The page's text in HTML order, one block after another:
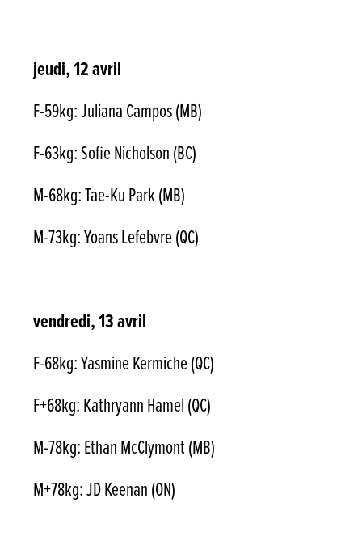
jeudi, 12 avril
F-59kg: Juliana Campos (MB)
F-63kg: Sofie Nicholson (BC)
M-68kg: Tae-Ku Park (MB)
M-73kg: Yoans Lefebvre (QC)
vendredi, 13 avril
F-68kg: Yasmine Kermiche (QC)
F+68kg: Kathryann Hamel (QC)
M-78kg: Ethan McClymont (MB)
M+78kg: JD Keenan (ON)